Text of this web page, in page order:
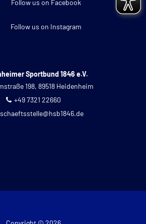
Follow us on Facebook
Follow us on Instagram
Sportbund 1846 e.V.
198, 89518 Heidenheim
+49 7321 22660